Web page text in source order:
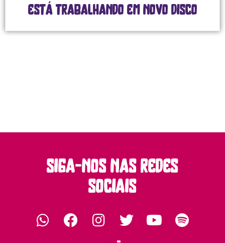
unem gerações com shows
grandiosos no GPWeek, em São Paulo
siga-nos nas redes